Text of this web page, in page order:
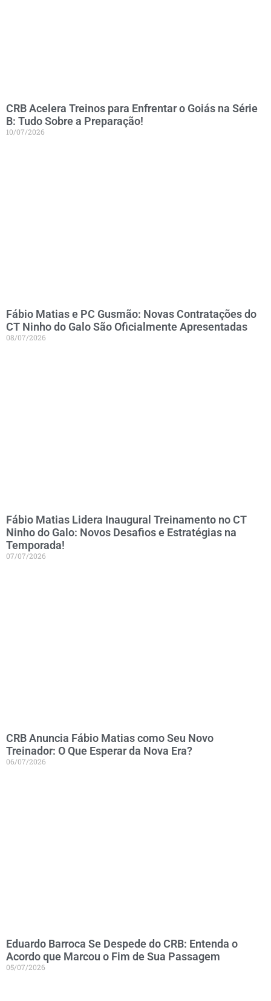
CRB Acelera Treinos para Enfrentar o Goiás na Série
B: Tudo Sobre a Preparação!
10/07/2026
Fábio Matias e PC Gusmão: Novas Contratações do
CT Ninho do Galo São Oficialmente Apresentadas
08/07/2026
Fábio Matias Lidera Inaugural Treinamento no CT
Ninho do Galo: Novos Desafios e Estratégias na
Temporada!
07/07/2026
CRB Anuncia Fábio Matias como Seu Novo
Treinador: O Que Esperar da Nova Era?
06/07/2026
Eduardo Barroca Se Despede do CRB: Entenda o
Acordo que Marcou o Fim de Sua Passagem
05/07/2026